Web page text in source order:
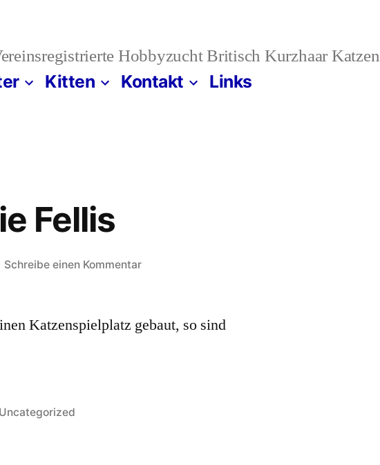
Hobbyzucht Britisch Kurzhaar Katzen
Kitten Kontakt Links
Fellis
Schreibe einen Kommentarzu
die
Katzenspielplatz gebaut, so sind
Veröffentlicht
Uncategorized